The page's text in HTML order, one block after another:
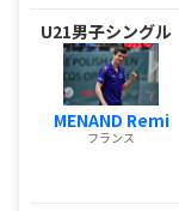
U21男子シングル
MENAND Remi
フランス